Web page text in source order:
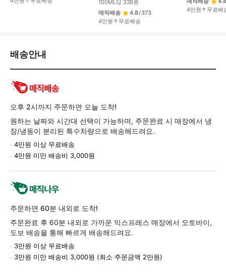
100ML당 339원
매직배송
4.8/373
4만원↑무료배송
4만원↑무료배
배
환/
품
보
배송안내
오후 2시까지 주문하면 오늘 도착!
원하는 날짜와 시간대 선택이 가능하며, 주문완료 시 매장에서 냉
장/냉동이 분리된 특수차량으로 배송해드려요.
4만원 이상 무료배송
4만원 미만 배송비 3,000원
주문하면 60분 내외로 도착!
주문완료 후 60분 내외로 가까운 익스프레스 매장에서 오토바이,
도보 배송을 통해 빠르게 배송해드려요.
3만원 이상 무료배송
3만원 미만 배송비 3,000원 (최소 주문금액 2만원)